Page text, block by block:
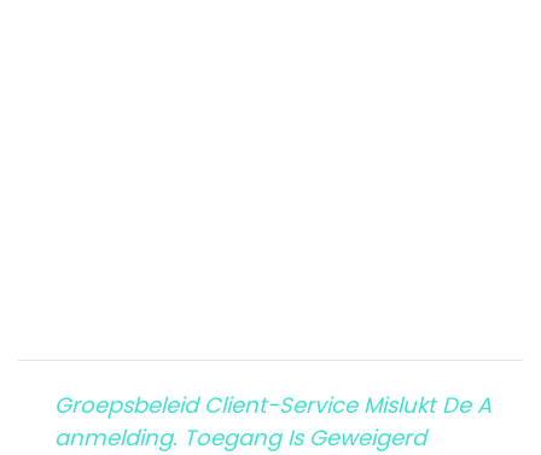
Groepsbeleid Client-Service Mislukt De A
Anmelding. Toegang Is Geweigerd